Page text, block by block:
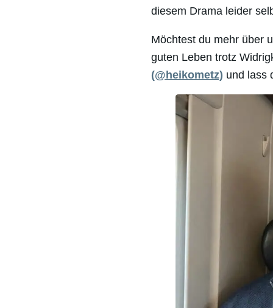
diesem Drama leider
Möchtest du mehr über
guten Leben trotz
(@heikometz) und lass